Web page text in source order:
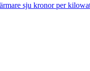
sju kronor per